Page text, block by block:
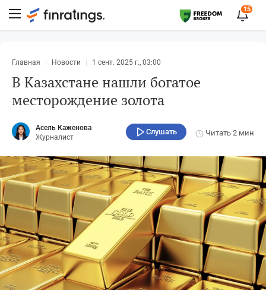
15
Главная Новости 1 сент. 2025 г., 03:00
В Казахстане нашли богатое
месторождение золота
Асель Каженова
Журналист
Слушать Читать 2 мин